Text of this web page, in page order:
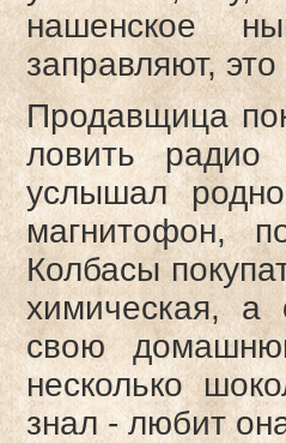
нашенское
заправляют,
Продавщица
ловить радио
услышал
магнитофон,
Колбасы
химическая,
свою
несколько
знал - любит